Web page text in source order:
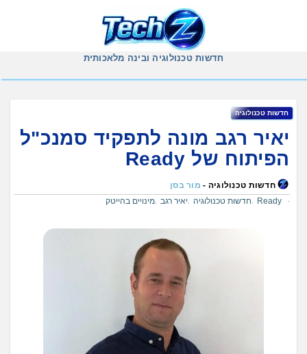
חדשות טכנולוגיה ובינה מלאכותית
חדשות טכנולוגיה
יאיר רגב מונה לתפקיד סמנכ"ל
הפיתוח של Ready
חדשות טכנולוגיה - מור בסן
Ready
חדשות טכנולוגיה יאיר רגב מינויים בהייטק